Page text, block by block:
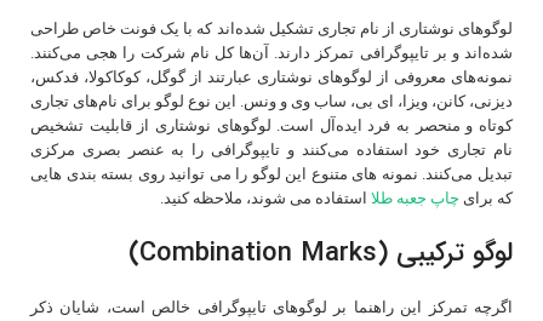
لوگوهای نوشتاری از نام تجاری تشکیل شده‌اند که با یک فونت خاص طراحی
شده‌اند و بر تایپوگرافی تمرکز دارند. آن‌ها کل نام شرکت را هجی می‌کنند.
نمونه‌های معروفی از لوگوهای نوشتاری عبارتند از گوگل، کوکاکولا، فدکس،
دیزنی، کانن، ویزا، ای‌ بی، ساب‌ وی و ونس. این نوع لوگو برای نام‌های تجاری
کوتاه و منحصر به فرد ایده‌آل است. لوگوهای نوشتاری از قابلیت تشخیص
نام تجاری خود استفاده می‌کنند و تایپوگرافی را به عنصر بصری مرکزی
تبدیل می‌کنند. نمونه های متنوع این لوگو را می توانید روی بسته بندی هایی
که برای چاپ جعبه طلا استفاده می شوند، ملاحظه کنید.
لوگو ترکیبی (Combination Marks)
اگرچه تمرکز این راهنما بر لوگوهای تایپوگرافی خالص است، شایان ذکر